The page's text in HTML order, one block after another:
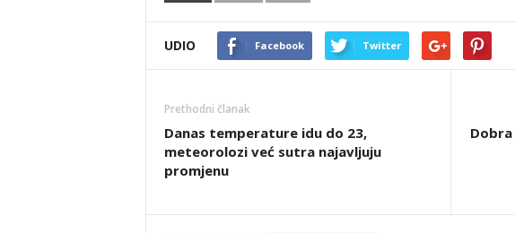
UDIO Facebook Twitter
Prethodni članak
Danas temperature idu do 23,
meteorolozi već sutra najavljuju
promjenu